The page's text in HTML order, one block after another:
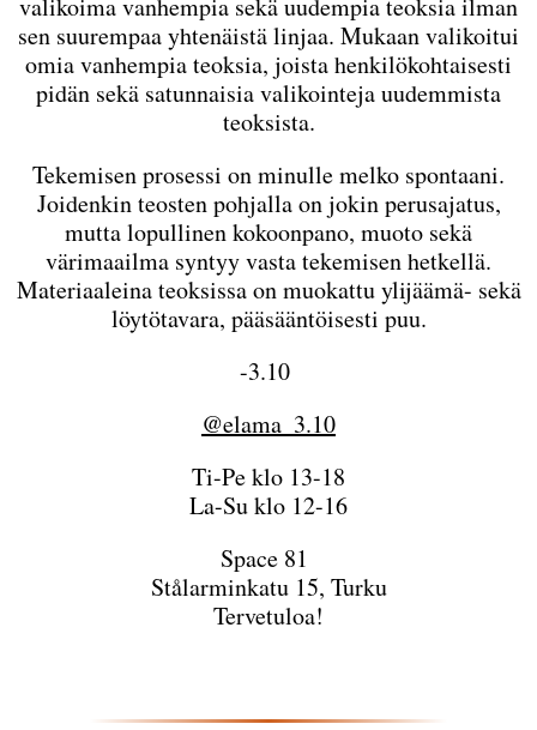
valikoima vanhempia sekä uudempia teoksia ilman
sen suurempaa yhtenäistä linjaa. Mukaan valikoitui
omia vanhempia teoksia, joista henkilökohtaisesti
pidän sekä satunnaisia valikointeja uudemmista
teoksista.
Tekemisen prosessi on minulle melko spontaani.
Joidenkin teosten pohjalla on jokin perusajatus,
mutta lopullinen kokoonpano, muoto sekä
värimaailma syntyy vasta tekemisen hetkellä.
Materiaaleina teoksissa on muokattu ylijäämä- sekä
löytötavara, pääsääntöisesti puu.
-3.10
@elama_3.10
Ti-Pe klo 13-18
La-Su klo 12-16
Space 81
Stålarminkatu 15, Turku
Tervetuloa!